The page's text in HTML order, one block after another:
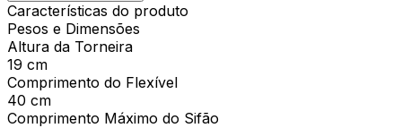
Características do produto
Pesos e Dimensões
Altura da Torneira
19 cm
Comprimento do Flexível
40 cm
Comprimento Máximo do Sifão